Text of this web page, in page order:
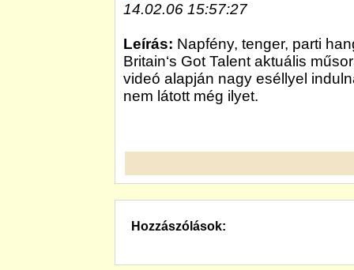
14.02.06 15:57:27
Leírás: Napfény, tenger, parti
Britain‘s Got Talent aktuális
videó alapján nagy eséllyel
nem látott még ilyet.
Hozzászólások: